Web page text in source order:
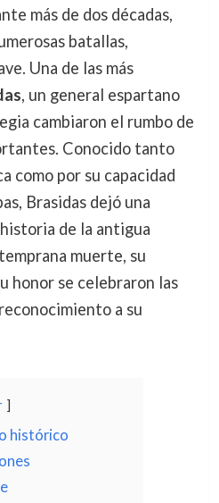
más de dos décadas,
batallas,
Una de las más
, un general espartano
cambiaron el rumbo de
Conocido tanto
como por su capacidad
Brasidas dejó una
de la antigua
muerte, su
honor se celebraron las
a su
histórico